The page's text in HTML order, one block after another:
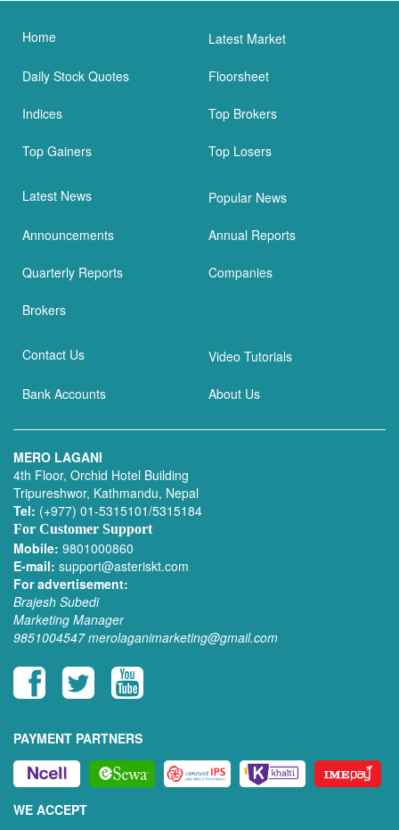
Home Latest Market
Daily Stock Quotes Floorsheet
Indices Top Brokers
Top Gainers Top Losers
Latest News Popular News
Announcements Annual Reports
Quarterly Reports Companies
Brokers
Contact Us Video Tutorials
Bank Accounts About Us
MERO LAGANI
4th Floor, Orchid Hotel Building
Tripureshwor, Kathmandu, Nepal
Tel: (+977) 01-5315101/5315184
For Customer Support
Mobile: 9801000860
E-mail: support@asteriskt.com
For advertisement:
Brajesh Subedi
Marketing Manager
9851004547 merolaganimarketing@gmail.com
PAYMENT PARTNERS
WE ACCEPT